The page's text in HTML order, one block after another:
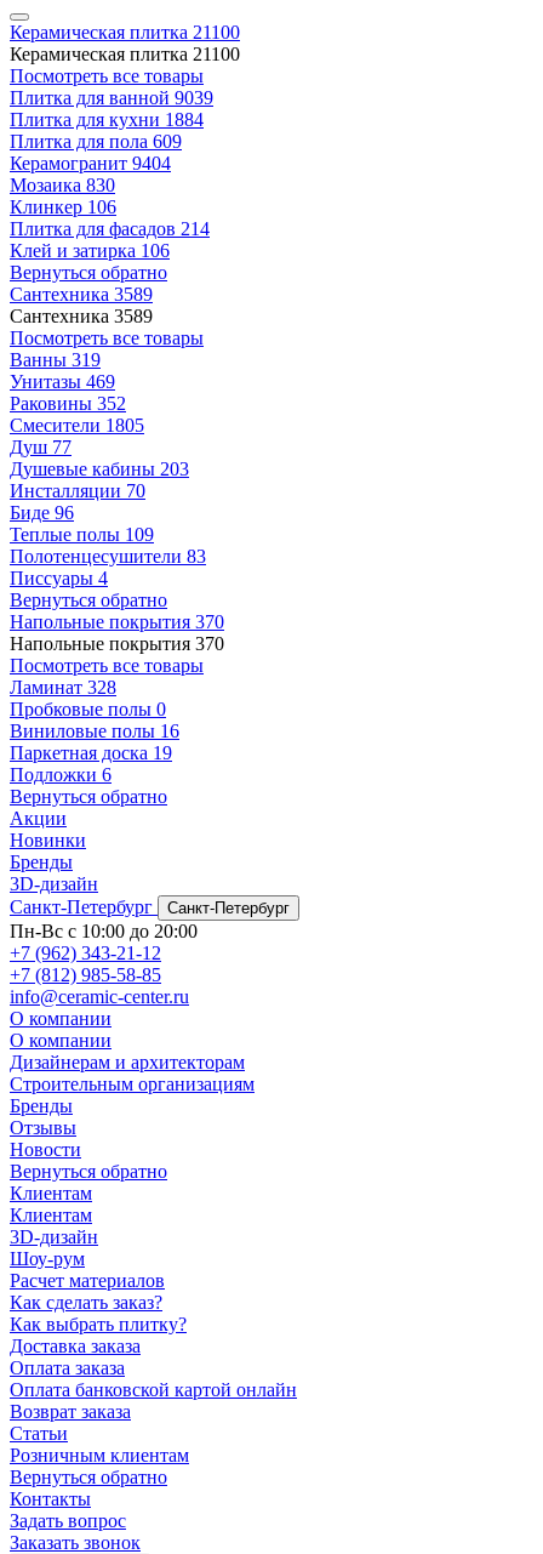
Керамическая плитка 21100
Керамическая плитка 21100
Посмотреть все товары
Плитка для ванной 9039
Плитка для кухни 1884
Плитка для пола 609
Керамогранит 9404
Мозаика 830
Клинкер 106
Плитка для фасадов 214
Клей и затирка 106
Вернуться обратно
Сантехника 3589
Сантехника 3589
Посмотреть все товары
Ванны 319
Унитазы 469
Раковины 352
Смесители 1805
Душ 77
Душевые кабины 203
Инсталляции 70
Биде 96
Теплые полы 109
Полотенцесушители 83
Писсуары 4
Вернуться обратно
Напольные покрытия 370
Напольные покрытия 370
Посмотреть все товары
Ламинат 328
Пробковые полы 0
Виниловые полы 16
Паркетная доска 19
Подложки 6
Вернуться обратно
Акции
Новинки
Бренды
3D-дизайн
Санкт-Петербург
Санкт-Петербург
Пн-Вс с 10:00 до 20:00
+7 (962) 343-21-12
+7 (812) 985-58-85
info@ceramic-center.ru
О компании
О компании
Дизайнерам и архитекторам
Строительным организациям
Бренды
Отзывы
Новости
Вернуться обратно
Клиентам
Клиентам
3D-дизайн
Шоу-рум
Расчет материалов
Как сделать заказ?
Как выбрать плитку?
Доставка заказа
Оплата заказа
Оплата банковской картой онлайн
Возврат заказа
Статьи
Розничным клиентам
Вернуться обратно
Контакты
Задать вопрос
Заказать звонок